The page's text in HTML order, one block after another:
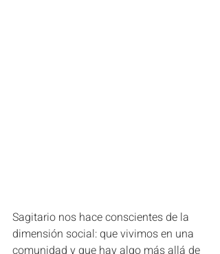
Sagitario nos hace conscientes de la
dimensión social: que vivimos en una
comunidad y que hay algo más allá de